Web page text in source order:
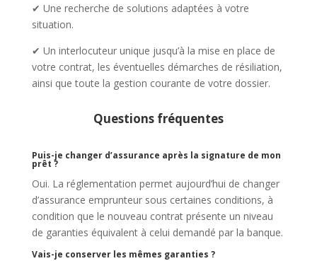
✔ Une recherche de solutions adaptées à votre
situation.
✔ Un interlocuteur unique jusqu’à la mise en place de
votre contrat, les éventuelles démarches de résiliation,
ainsi que toute la gestion courante de votre dossier.
Questions fréquentes
Puis-je changer d’assurance après la signature de mon
prêt ?
Oui. La réglementation permet aujourd’hui de changer
d’assurance emprunteur sous certaines conditions, à
condition que le nouveau contrat présente un niveau
de garanties équivalent à celui demandé par la banque.
Vais-je conserver les mêmes garanties ?